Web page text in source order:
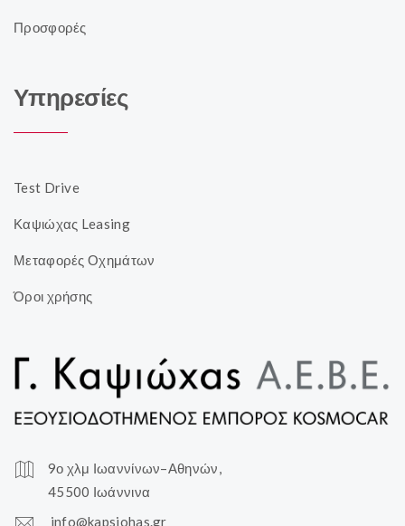
Προσφορές
Υπηρεσίες
Test Drive
Καψιώχας Leasing
Μεταφορές Οχημάτων
Όροι χρήσης
9ο χλμ Ιωαννίνων–Αθηνών,
45500 Ιωάννινα
info@kapsiohas.gr